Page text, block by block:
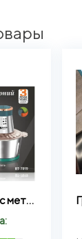
Измельчитель с металической чашей электрический BITEK BT-7019 1000Вт 2,0л